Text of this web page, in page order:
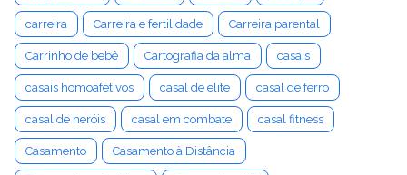
carreira Carreira e fertilidade Carreira parental
Carrinho de bebê Cartografia da alma casais
casais homoafetivos casal de elite casal de ferro
casal de heróis casal em combate casal fitness
Casamento Casamento à Distância